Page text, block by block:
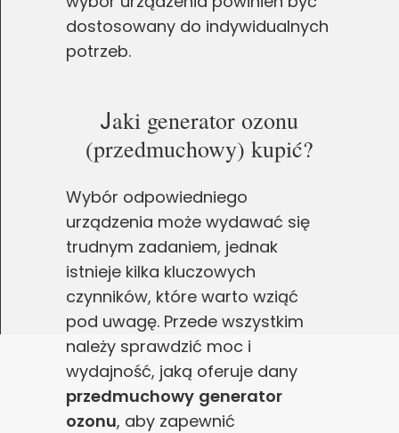
dostosowany do indywidualnych
potrzeb.
Jaki generator ozonu
(przedmuchowy) kupić?
Wybór odpowiedniego
urządzenia może wydawać się
trudnym zadaniem, jednak
istnieje kilka kluczowych
czynników, które warto wziąć
pod uwagę. Przede wszystkim
należy sprawdzić moc i
wydajność, jaką oferuje dany
przedmuchowy generator
ozonu, aby zapewnić